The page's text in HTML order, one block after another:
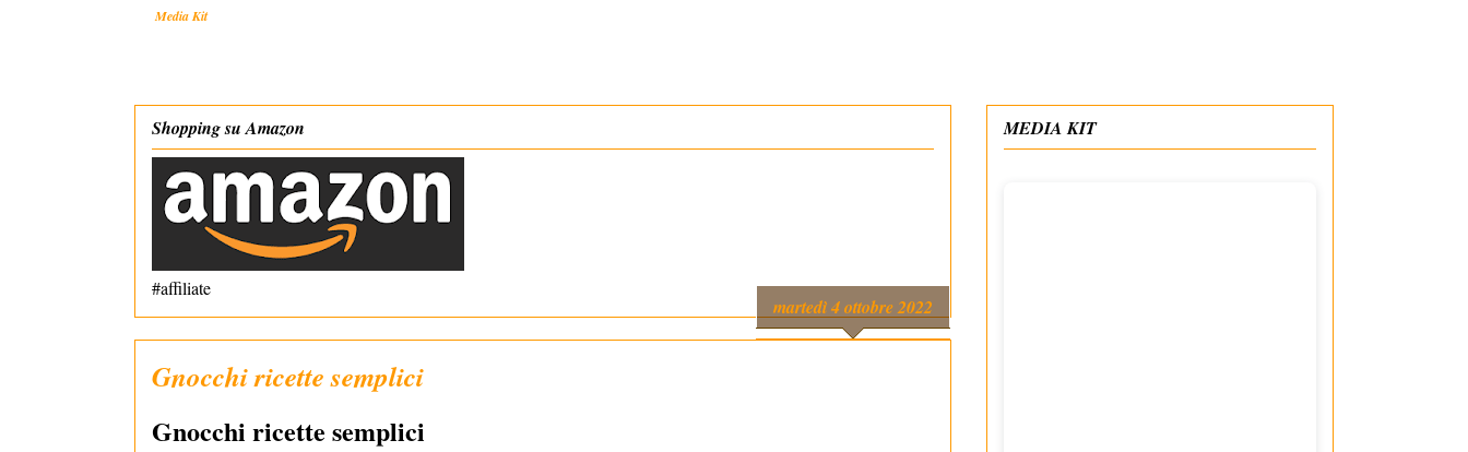
Media Kit
Shopping su Amazon
#affiliate
martedì 4 ottobre 2022
Gnocchi ricette semplici
Gnocchi ricette semplici
MEDIA KIT